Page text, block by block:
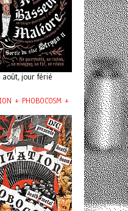
jour férié
+ PHOBOCOSM +